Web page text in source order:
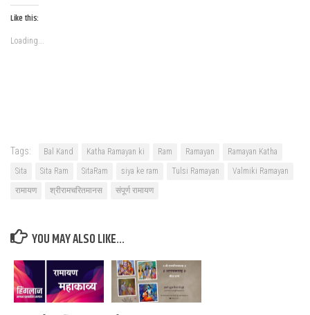
Like this:
Loading...
Tags: Bal Kand Katha Ramayan ki Ram Ramayan
Ramayan Katha
Sita
Sita Ram SitaRam siya ke ram Tulsi Ramayan
Valmiki Ramayan
रामायण
श्रीरामचरितमानस संपूर्ण रामायण
YOU MAY ALSO LIKE...